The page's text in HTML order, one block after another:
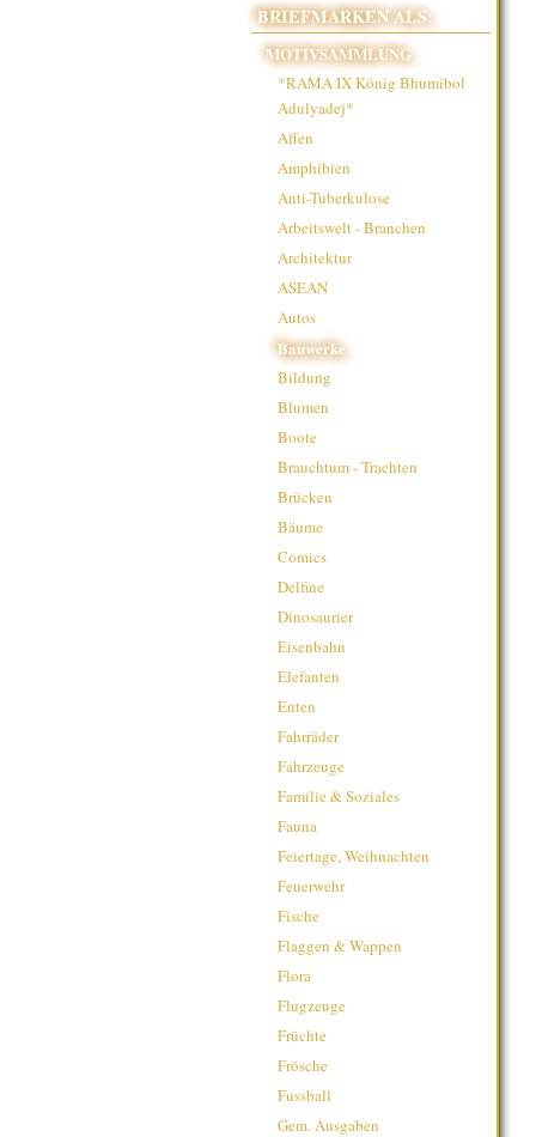
BRIEFMARKEN ALS:
MOTIVSAMMLUNG
*RAMA IX König Bhumibol
Adulyadej*
Affen
Amphibien
Anti-Tuberkulose
Arbeitswelt - Branchen
Architektur
ASEAN
Autos
Bauwerke
Bildung
Blumen
Boote
Brauchtum - Trachten
Brücken
Bäume
Comics
Delfine
Dinosaurier
Eisenbahn
Elefanten
Enten
Fahrräder
Fahrzeuge
Familie & Soziales
Fauna
Feiertage, Weihnachten
Feuerwehr
Fische
Flaggen & Wappen
Flora
Flugzeuge
Früchte
Frösche
Fussball
Gem. Ausgaben